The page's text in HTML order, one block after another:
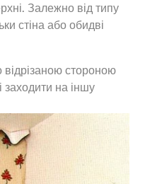
Залежно від типу
стіна або обидві
відрізаною стороною
заходити на іншу